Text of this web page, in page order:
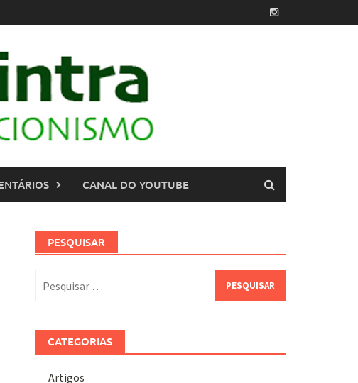
CANAL DO YOUTUBE
PESQUISAR
por:
CATEGORIAS
Artigos